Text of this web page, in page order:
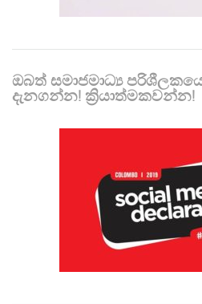
ඔබත් සමාජමාධ්‍ය
දැනගන්න! ක්‍රියාත්මකවන්න!